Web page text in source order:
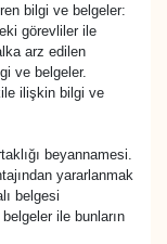
bilgi ve belgeler:
görevliler ile
arz edilen
ve belgeler.
ilişkin bilgi ve
beyannamesi.
yararlanmak
belgesi
ile bunların